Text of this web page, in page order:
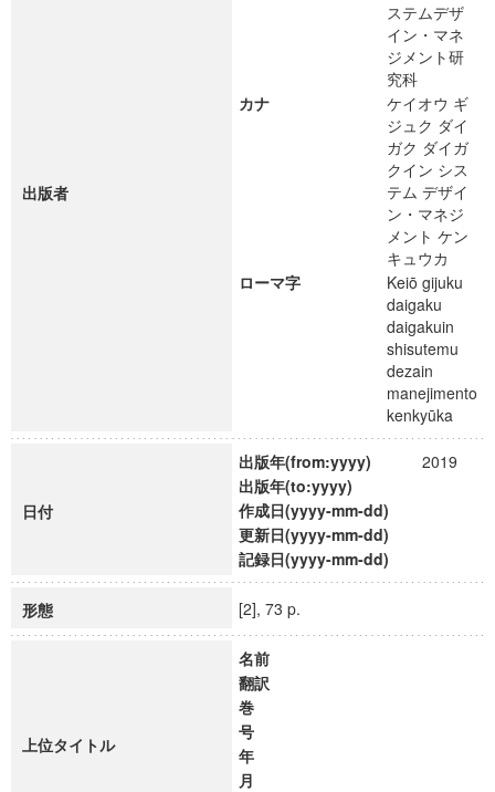
出版者
ステムデザ
イン・マネ
ジメント研
究科
カナ
ケイオウ ギ
ジュク ダイ
ガク ダイガ
クイン シス
テム デザイ
ン・マネジ
メント ケン
キュウカ
ローマ字
Keiō gijuku
daigaku
daigakuin
shisutemu
dezain
manejimento
kenkyūka
日付
出版年(from:yyyy)
2019
出版年(to:yyyy)
作成日(yyyy-mm-dd)
更新日(yyyy-mm-dd)
記録日(yyyy-mm-dd)
形態 [2], 73 p.
上位タイトル
名前
翻訳
巻
号
年
月